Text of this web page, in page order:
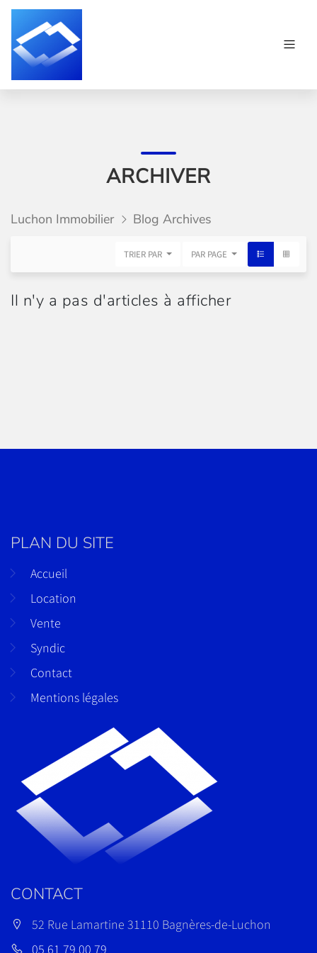
ARCHIVER
Luchon Immobilier Blog Archives
TRIER PAR PAR PAGE
Il n'y a pas d'articles à afficher
PLAN DU SITE
Accueil
Location
Vente
Syndic
Contact
Mentions légales
CONTACT
52 Rue Lamartine 31110 Bagnères-de-Luchon
05 61 79 00 79